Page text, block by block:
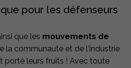
pour les défenseurs
que les mouvements de
la communauté et de l'industrie
porté leurs fruits ! Avec toute